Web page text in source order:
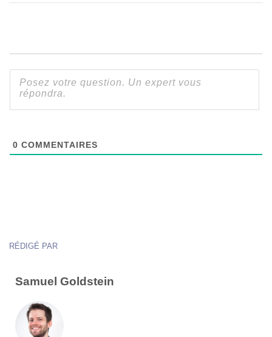
0 COMMENTAIRES
RÉDIGÉ PAR
Samuel Goldstein